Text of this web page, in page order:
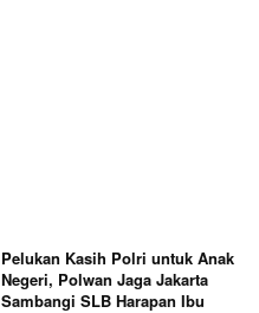
Pelukan Kasih Polri untuk Anak
Negeri, Polwan Jaga Jakarta
Sambangi SLB Harapan Ibu